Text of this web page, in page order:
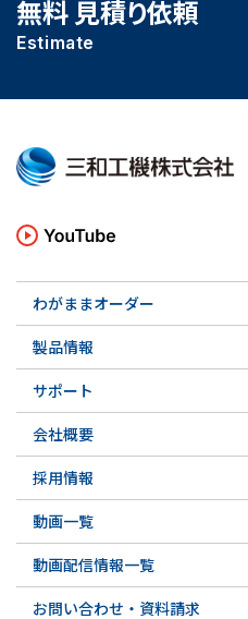
無料 見積り依頼
Estimate
わがままオーダー
実例ご紹介
その他の導入事例
軸受け付きシールユニット
実例ご紹介
製品情報
特殊用途用メカニカルシール
メカニカルシールの不思議
サポート
実例ご紹介
会社概要
会社沿革
関連会社
採用情報
先輩の声
募集要項&FAQ
動画一覧
初級講座
専門用語の解説
動画配信情報一覧
お問い合わせ・資料請求